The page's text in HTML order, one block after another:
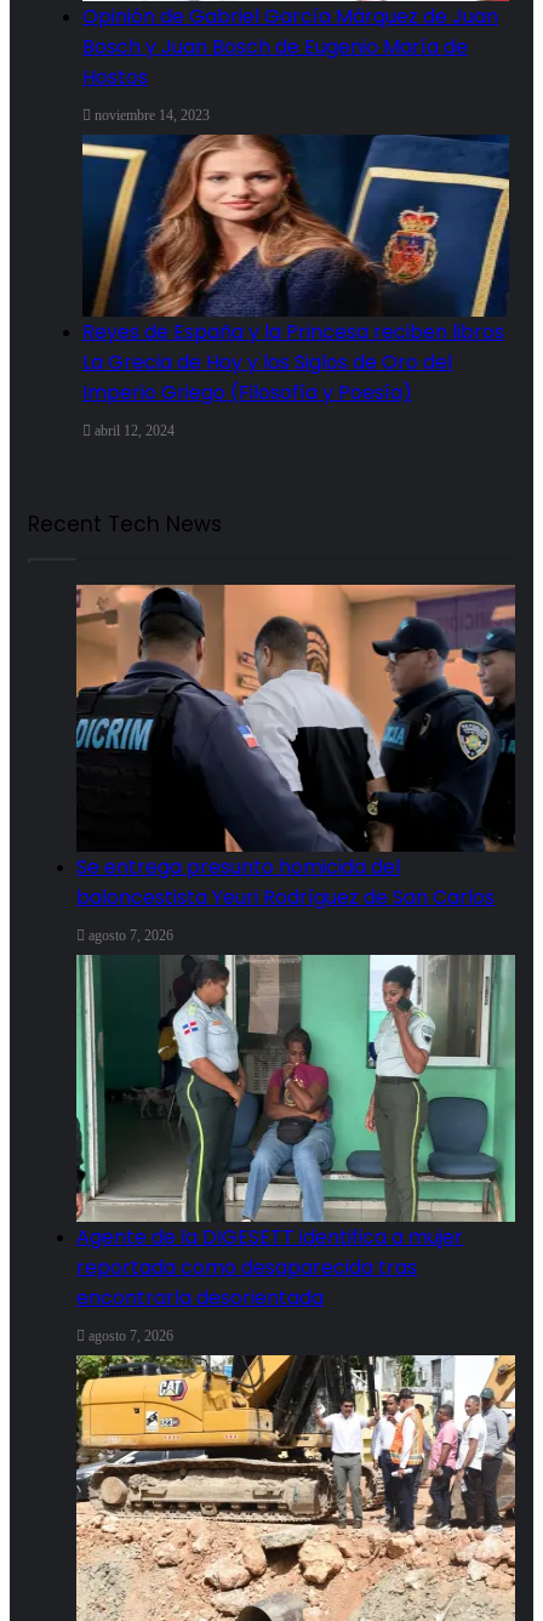
Opinión de Gabriel García Márquez de Juan
Bosch y Juan Bosch de Eugenio María de
Hostos
noviembre 14, 2023
Reyes de España y la Princesa reciben libros
La Grecia de Hoy y los Siglos de Oro del
Imperio Griego (Filosofía y Poesía)
abril 12, 2024
Recent Tech News
Se entrega presunto homicida del
baloncestista Yeuri Rodríguez de San Carlos
agosto 7, 2026
Agente de la DIGESETT identifica a mujer
reportada como desaparecida tras
encontrarla desorientada
agosto 7, 2026